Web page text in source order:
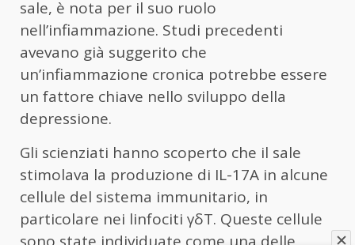
sale, è nota per il suo ruolo
nell’infiammazione. Studi precedenti
avevano già suggerito che
un’infiammazione cronica potrebbe essere
un fattore chiave nello sviluppo della
depressione.
Gli scienziati hanno scoperto che il sale
stimolava la produzione di IL-17A in alcune
cellule del sistema immunitario, in
particolare nei linfociti γδT. Queste cellule
sono state individuate come una delle